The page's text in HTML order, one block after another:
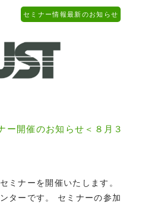
ー開催のお知らせ＜８月３
セミナー情報最新のお知らせ
ミナーを開催いたします。
ターです。 セミナーの参加